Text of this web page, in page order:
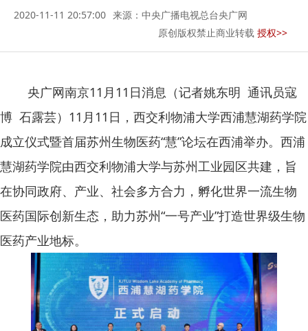
2020-11-11 20:57:00 来源：中央广播电视总台央广网
原创版权禁止商业转载 授权>>
央广网南京11月11日消息（记者姚东明 通讯员寇
博 石露芸）11月11日，西交利物浦大学西浦慧湖药学院
成立仪式暨首届苏州生物医药“慧”论坛在西浦举办。西浦
慧湖药学院由西交利物浦大学与苏州工业园区共建，旨
在协同政府、产业、社会多方合力，孵化世界一流生物
医药国际创新生态，助力苏州“一号产业”打造世界级生物
医药产业地标。